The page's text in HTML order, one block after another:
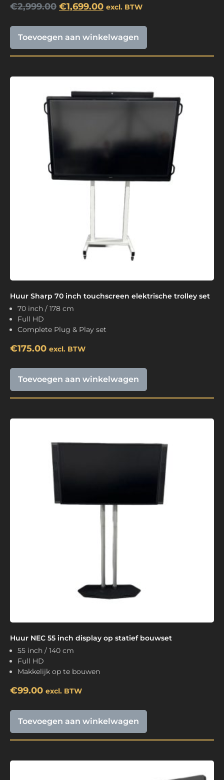
€2,999.00 €1,699.00 excl. BTW
Toevoegen aan winkelwagen
Huur Sharp 70 inch touchscreen elektrische trolley set
70 inch / 178 cm
Full HD
Complete Plug & Play set
€175.00 excl. BTW
Toevoegen aan winkelwagen
Huur NEC 55 inch display op statief bouwset
55 inch / 140 cm
Full HD
Makkelijk op te bouwen
€99.00 excl. BTW
Toevoegen aan winkelwagen